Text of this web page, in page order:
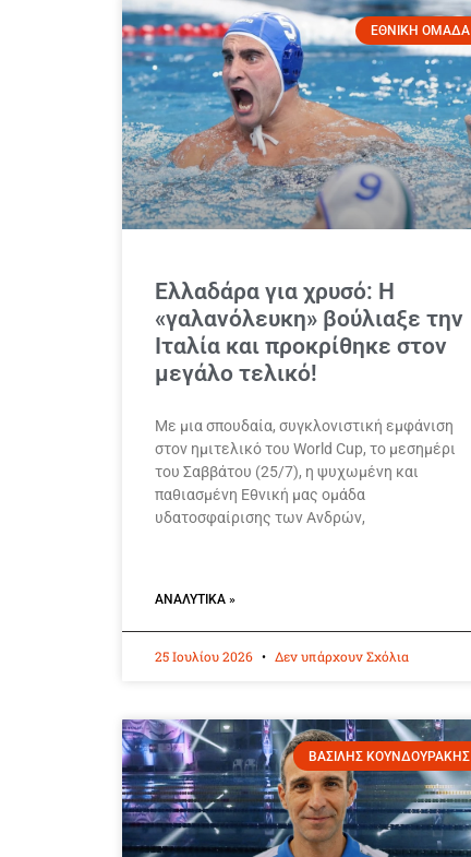
ΕΘΝΙΚΗ ΟΜΑΔΑ
Ελλαδάρα για χρυσό: Η
«γαλανόλευκη» βούλιαξε την
Ιταλία και προκρίθηκε στον
μεγάλο τελικό!
Με μια σπουδαία, συγκλονιστική εμφάνιση
στον ημιτελικό του World Cup, το μεσημέρι
του Σαββάτου (25/7), η ψυχωμένη και
παθιασμένη Εθνική μας ομάδα
υδατοσφαίρισης των Ανδρών,
ΑΝΑΛΥΤΙΚΆ »
25 Ιουλίου 2026 Δεν υπάρχουν Σχόλια
ΒΑΣΙΛΗΣ ΚΟΥΝΔΟΥΡΑΚΗΣ